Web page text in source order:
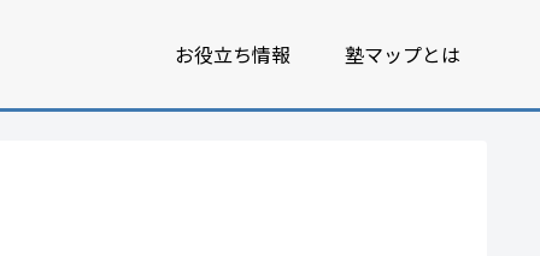
お役立ち情報 塾マップとは